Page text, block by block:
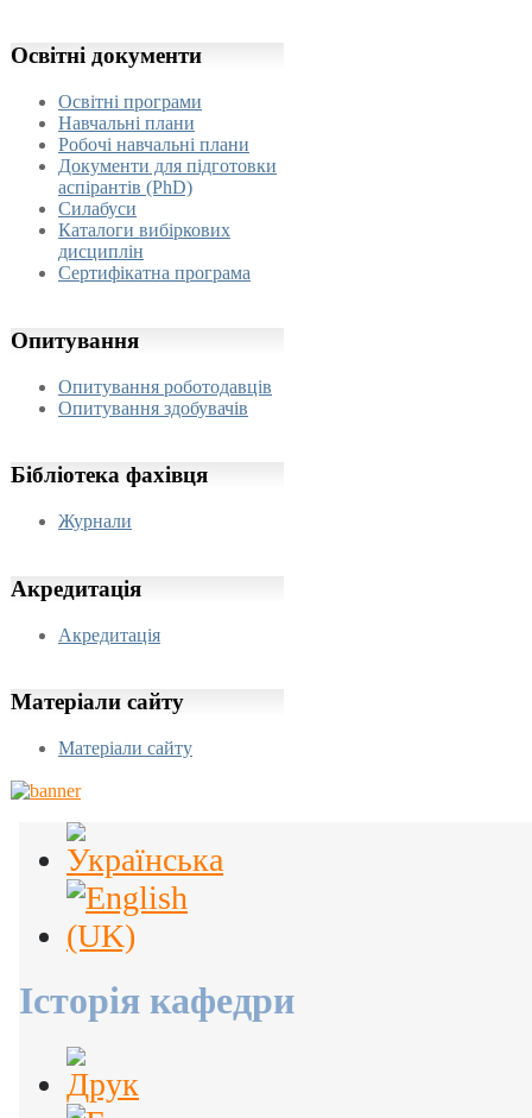
Освітні документи
Освітні програми
Навчальні плани
Робочі навчальні плани
Документи для підготовки
аспірантів (PhD)
Силабуси
Каталоги вибіркових
дисциплін
Сертифікатна програма
Опитування
Опитування роботодавців
Опитування здобувачів
Бібліотека фахівця
Журнали
Акредитація
Акредитація
Матеріали сайту
Матеріали сайту
Історія кафедри